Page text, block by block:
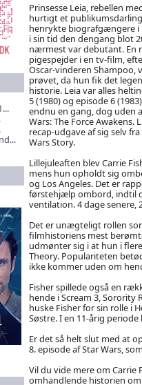
Prinsesse Leia, rebellen
hurtigt et
henrykte biografgængere i
i sin tid den dengang blot
nærmest var debutant. En
pigespejder i en tv-film,
Oscar-vinderen Shampoo,
prøvet, da hun fik det
historie. Leia var alles
5 (1980) og episode 6
endnu en gang, dog uden
Wars: The Force Awakens.
recap-udgave af sig selv
Wars Story.
Lillejuleaften blev Carrie
mens hun opholdt sig
og Los Angeles. Det er
førstehjælp ombord, indtil
ventilation. 4 dage senere,
Det er unægteligt rollen
filmhistoriens mest
udmønter sig i at hun i
Theory. Populariteten
ikke kommer uden om
Fisher spillede også en
hende i Scream 3,
huske Fisher for sin rolle i
Søstre. I en 11-årig
Er det så helt slut med at
8. episode af Star Wars,
Vil du vide mere om Carrie
omhandlende historien